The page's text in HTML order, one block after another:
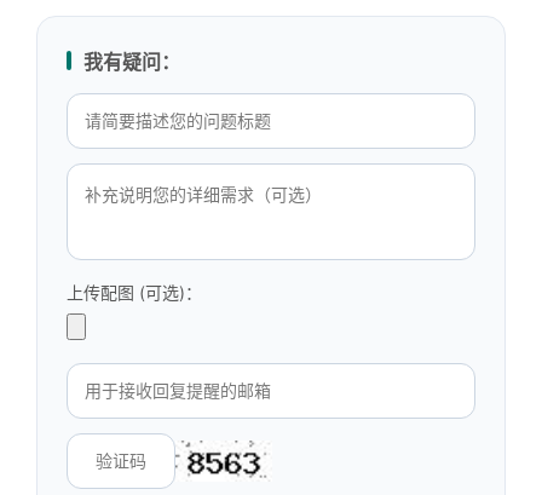
我有疑问：
上传配图 (可选)：